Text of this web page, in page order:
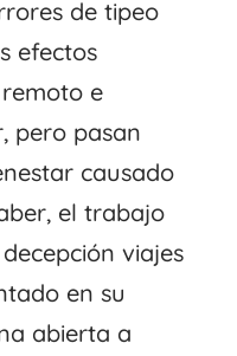
de tipeo
efectos
e
pero pasan
causado
el trabajo
viajes
en su
abierta a